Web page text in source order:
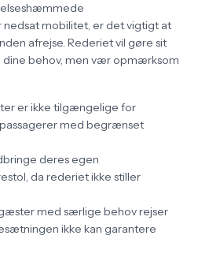
nedsat mobilitet, er det vigtigt at
afrejse. Rederiet vil gøre sit
behov, men vær opmærksom
er ikke tilgængelige for
med begrænset
deres egen
da rederiet ikke stiller
med særlige behov rejser
ikke kan garantere